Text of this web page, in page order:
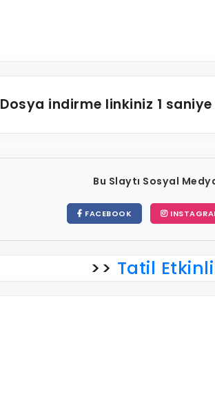
Dosya indirme linkiniz 1 saniye
Bu Slaytı Sosyal
FACEBOOK
>> Tatil